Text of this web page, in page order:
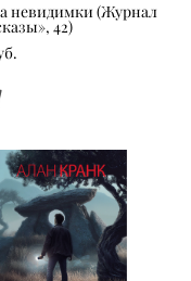
невидимки (Журнал
42)